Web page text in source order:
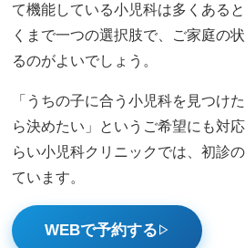
て機能している小児科は多くある
くまで一つの選択肢で、ご家庭の
るのがよいでしょう。
「うちの子に合う小児科を見つけ
ら決めたい」というご希望にも対
らい小児科クリニックでは、初診
ています。
WEBで予約する ▷